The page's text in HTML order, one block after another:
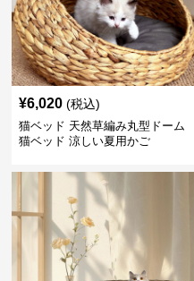
¥6,020 (税込)
猫ベッド 天然草編み丸型ドーム
猫ベッド 涼しい夏用かご